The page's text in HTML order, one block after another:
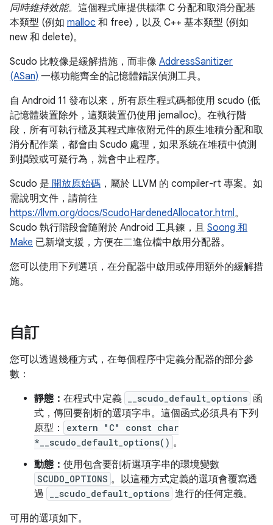
同時維持效能。 這個程式庫提供標準 C 分配和取消分配基
本類型 (例如 malloc 和 free)，以及 C++ 基本類型 (例如
new 和 delete)。
Scudo 比較像是緩解措施，而非像 AddressSanitizer
(ASan) 一樣功能齊全的記憶體錯誤偵測工具。
自 Android 11 發布以來，所有原生程式碼都使用 scudo (低
記憶體裝置除外，這類裝置仍使用 jemalloc)。在執行階
段，所有可執行檔及其程式庫依附元件的原生堆積分配和取
消分配作業，都會由 Scudo 處理，如果系統在堆積中偵測
到損毀或可疑行為，就會中止程序。
Scudo 是 開放原始碼 ，屬於 LLVM 的 compiler-rt 專案。如
需說明文件，請前往
https://llvm.org/docs/ScudoHardenedAllocator.html。
Scudo 執行階段會隨附於 Android 工具鍊，且 Soong 和
Make 已新增支援，方便在二進位檔中啟用分配器。
您可以使用下列選項，在分配器中啟用或停用額外的緩解措
施。
自訂
您可以透過幾種方式，在每個程序中定義分配器的部分參
數：
靜態： 在程式中定義 __scudo_default_options 函
式，傳回要剖析的選項字串。這個函式必須具有下列
原型：
extern "C" const char
*__scudo_default_options() 。
動態： 使用包含要剖析選項字串的環境變數
SCUDO_OPTIONS 。以這種方式定義的選項會覆寫透
過
__scudo_default_options 進行的任何定義。
可用的選項如下。